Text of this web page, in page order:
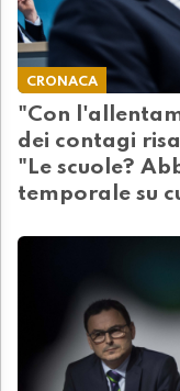
CRONACA
"Con
dei contagi
"Le scuole?
temporale su